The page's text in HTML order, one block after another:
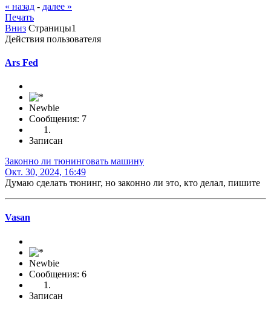
« назад - далее »
Печать
Вниз Страницы1
Действия пользователя
Ars Fed
Newbie
Сообщения: 7
Записан
Законно ли тюнинговать машину
Окт. 30, 2024, 16:49
Думаю сделать тюнинг, но законно ли это, кто делал, пишите
Vasan
Newbie
Сообщения: 6
Записан